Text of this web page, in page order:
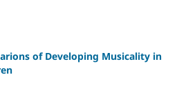
of Developing Musicality in